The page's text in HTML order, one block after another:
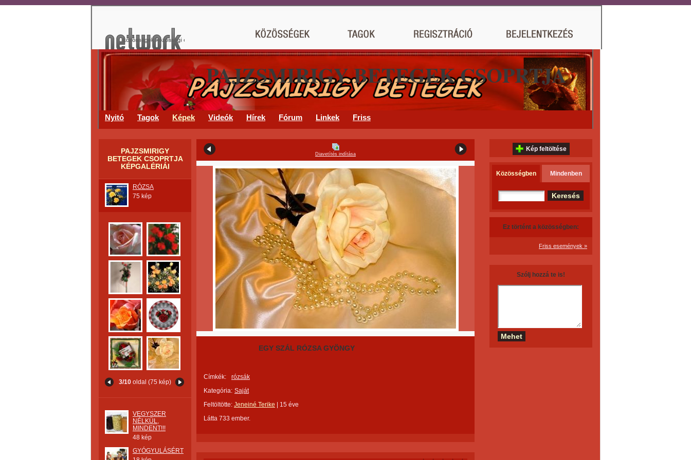
PAJZSMIRIGY BETEGEK CSOPRTJA
Nyitó Tagok Képek Videók Hírek Fórum Linkek Friss
PAJZSMIRIGY
BETEGEK CSOPRTJA
KÉPGALÉRIÁI
RÓZSA
75 kép
3/10 oldal (75 kép)
VEGYSZER
NÉLKÜL,
MINDENT!!!
48 kép
GYÓGYULÁSÉRT
Diavetítés indítása
EGY SZÁL RÓZSA GYÖNGY
Címkék:
rózsák
Kategória: Saját
Feltöltötte: Jeneiné Terike
15 éve
Látta 733 ember.
Kép feltöltése
Közösségben Mindenben
Ez történt a közösségben:
Friss események »
Szólj hozzá te is!